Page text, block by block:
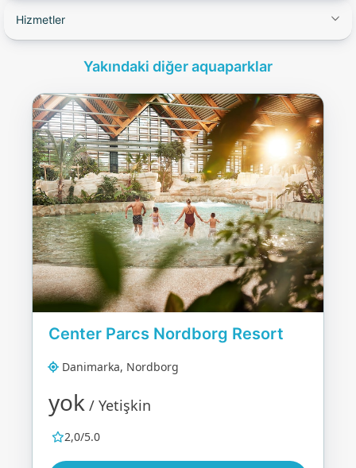
Hizmetler
Yakındaki diğer aquaparklar
Center Parcs Nordborg Resort
Danimarka, Nordborg
yok/ Yetişkin
2,0/5.0